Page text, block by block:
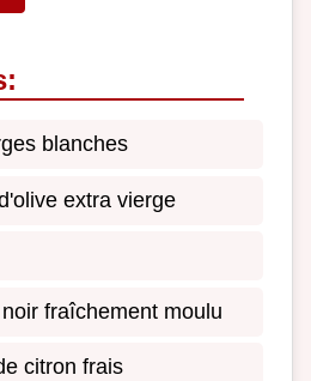
blanches
extra vierge
fraîchement moulu
citron frais